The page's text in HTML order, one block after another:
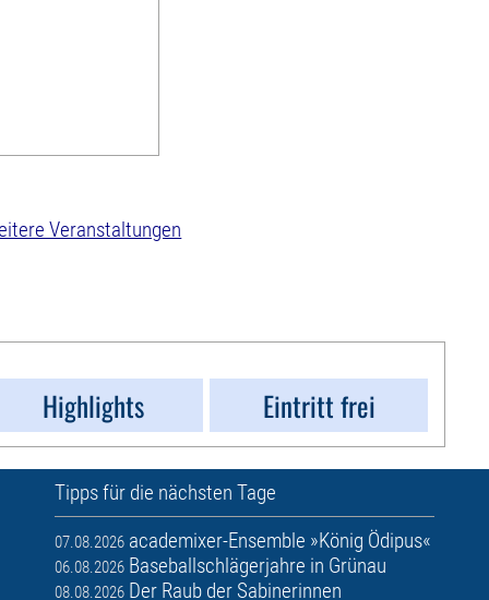
Veranstaltungen
Highlights Eintritt frei
Tipps für die nächsten Tage
07.08.2026 academixer-Ensemble »König Ödipus«
06.08.2026 Baseballschlägerjahre in Grünau
08.08.2026 Der Raub der Sabinerinnen